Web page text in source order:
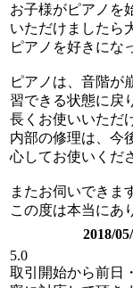
お子様がピアノを
いただけましたら
ピアノを好きにな
ピアノは、音階が
習できる状態に戻
長くお使いいただ
内部の修理は、今
心してお使いくだ
またお伺いできま
この度は本当にあ
2018/
5.0
取引開始から前日